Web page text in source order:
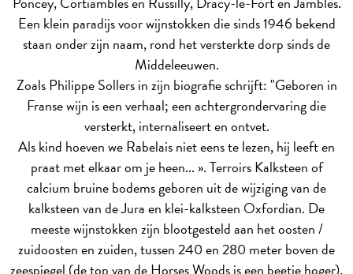
Een klein paradijs voor wijnstokken die sinds 1946 bekend
staan onder zijn naam, rond het versterkte dorp sinds de
Middeleeuwen.
Zoals Philippe Sollers in zijn biografie schrijft: "Geboren in
Franse wijn is een verhaal; een achtergrondervaring die
versterkt, internaliseert en ontvet.
Als kind hoeven we Rabelais niet eens te lezen, hij leeft en
praat met elkaar om je heen... ».TerroirsKalksteen of
calcium bruine bodems geboren uit de wijziging van de
kalksteen van de Jura en klei-kalksteen Oxfordian. De
meeste wijnstokken zijn blootgesteld aan het oosten /
zuidoosten en zuiden, tussen 240 en 280 meter boven de
zeespiegel (de top van de Horses Woods is een beetje hoger).